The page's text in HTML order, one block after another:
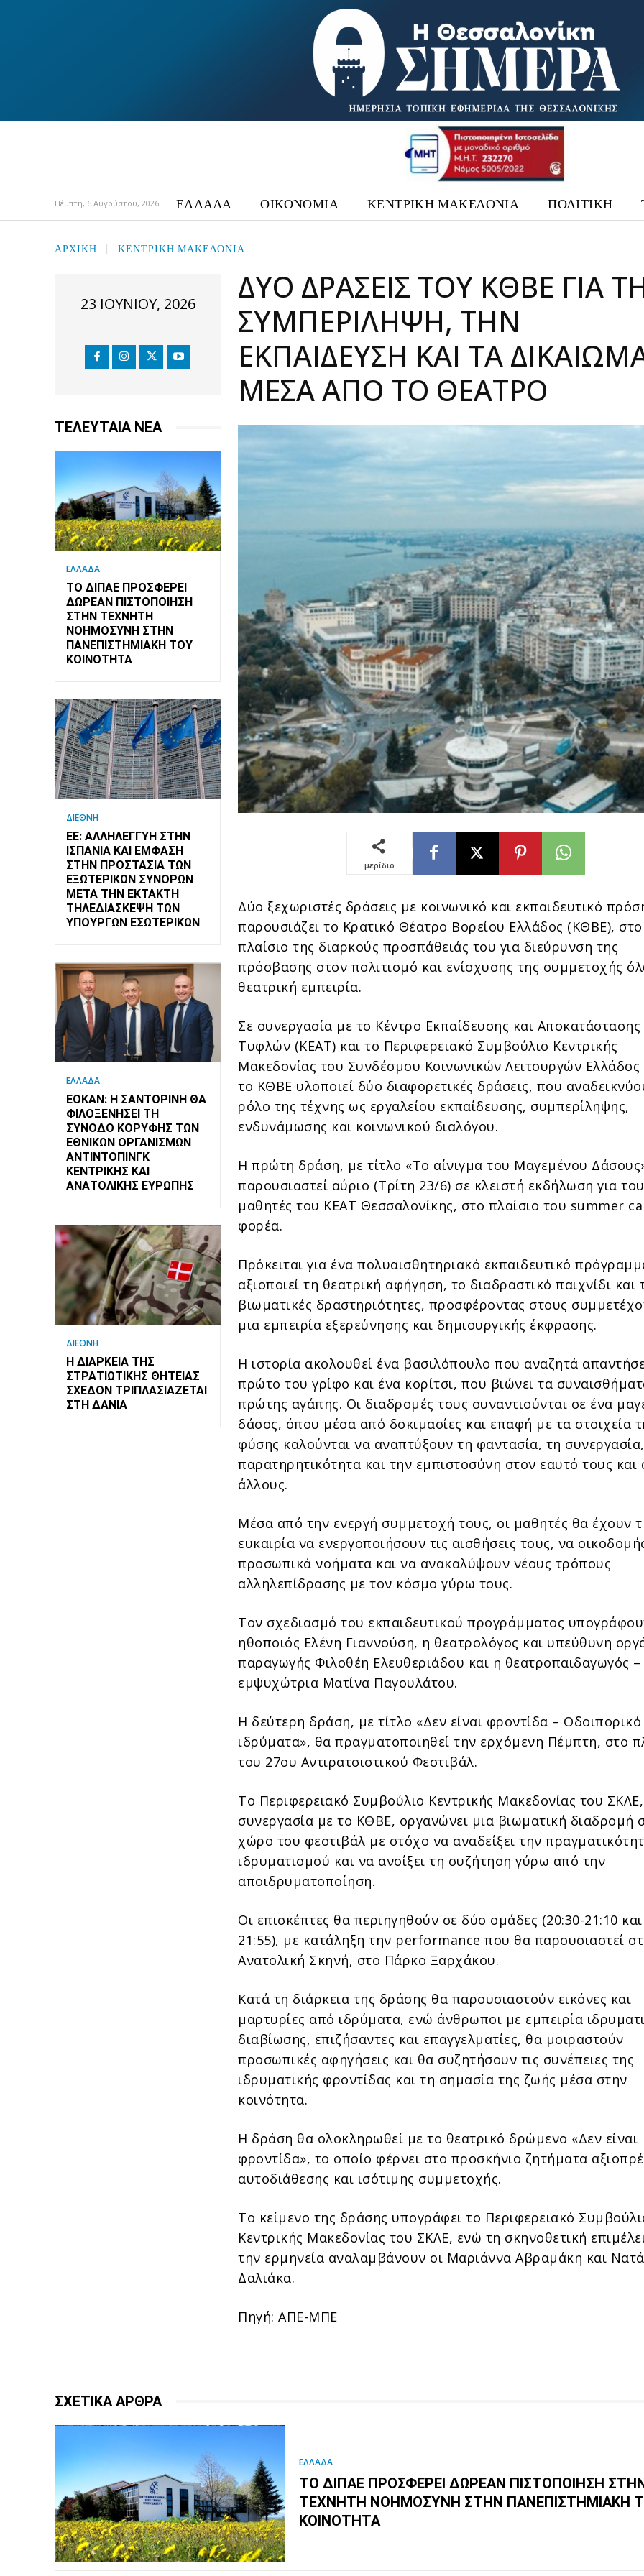
Πέμπτη, 6 Αυγούστου, 2026 ΕΛΛΑΔΑ ΟΙΚΟΝΟΜΙΑ ΚΕΝΤΡΙΚΗ ΜΑΚΕΔΟΝΙΑ ΠΟΛΙΤΙΚΗ
ΑΡΧΙΚΉ ΚΕΝΤΡΙΚΗ ΜΑΚΕΔΟΝΙΑ
23 ΙΟΥΝΊΟΥ, 2026
ΤΕΛΕΥΤΑΙΑ ΝΕΑ
ΕΛΛΑΔΑ
ΤΟ ΔΙΠΑΕ ΠΡΟΣΦΈΡΕΙ
ΔΩΡΕΆΝ ΠΙΣΤΟΠΟΊΗΣΗ
ΣΤΗΝ ΤΕΧΝΗΤΉ
ΝΟΗΜΟΣΎΝΗ ΣΤΗΝ
ΠΑΝΕΠΙΣΤΗΜΙΑΚΉ ΤΟΥ
ΚΟΙΝΌΤΗΤΑ
ΔΙΕΘΝΗ
ΕΕ: ΑΛΛΗΛΕΓΓΎΗ ΣΤΗΝ
ΙΣΠΑΝΊΑ ΚΑΙ ΈΜΦΑΣΗ
ΣΤΗΝ ΠΡΟΣΤΑΣΊΑ ΤΩΝ
ΕΞΩΤΕΡΙΚΏΝ ΣΥΝΌΡΩΝ
ΜΕΤΆ ΤΗΝ ΈΚΤΑΚΤΗ
ΤΗΛΕΔΙΆΣΚΕΨΗ ΤΩΝ
ΥΠΟΥΡΓΏΝ ΕΣΩΤΕΡΙΚΏΝ
ΕΛΛΑΔΑ
ΕΟΚΑΝ: Η ΣΑΝΤΟΡΊΝΗ ΘΑ
ΦΙΛΟΞΕΝΉΣΕΙ ΤΗ
ΣΎΝΟΔΟ ΚΟΡΥΦΉΣ ΤΩΝ
ΕΘΝΙΚΏΝ ΟΡΓΑΝΙΣΜΏΝ
ΑΝΤΙΝΤΌΠΙΝΓΚ
ΚΕΝΤΡΙΚΉΣ ΚΑΙ
ΑΝΑΤΟΛΙΚΉΣ ΕΥΡΏΠΗΣ
ΔΙΕΘΝΗ
Η ΔΙΆΡΚΕΙΑ ΤΗΣ
ΣΤΡΑΤΙΩΤΙΚΉΣ ΘΗΤΕΊΑΣ
ΣΧΕΔΌΝ ΤΡΙΠΛΑΣΙΆΖΕΤΑΙ
ΣΤΗ ΔΑΝΊΑ
ΔΎΟ ΔΡΆΣΕΙΣ ΤΟΥ ΚΘΒΕ ΓΙΑ
ΣΥΜΠΕΡΊΛΗΨΗ, ΤΗΝ
ΕΚΠΑΊΔΕΥΣΗ ΚΑΙ ΤΑ
ΜΈΣΑ ΑΠΌ ΤΟ ΘΈΑΤΡΟ
μερίδιο
Δύο ξεχωριστές δράσεις με κοινωνικό και εκπαιδευτικό
παρουσιάζει το Κρατικό Θέατρο Βορείου Ελλάδος (ΚΘΒΕ), στο
πλαίσιο της διαρκούς προσπάθειάς του για διεύρυνση της
πρόσβασης στον πολιτισμό και ενίσχυσης της συμμετοχής
θεατρική εμπειρία.
Σε συνεργασία με το Κέντρο Εκπαίδευσης και Αποκατάστασης
Τυφλών (ΚΕΑΤ) και το Περιφερειακό Συμβούλιο Κεντρικής
Μακεδονίας του Συνδέσμου Κοινωνικών Λειτουργών
το ΚΘΒΕ υλοποιεί δύο διαφορετικές δράσεις, που
ρόλο της τέχνης ως εργαλείου εκπαίδευσης, συμπερίληψης,
ενδυνάμωσης και κοινωνικού διαλόγου.
Η πρώτη δράση, με τίτλο «Το αίνιγμα του Μαγεμένου
παρουσιαστεί αύριο (Τρίτη 23/6) σε κλειστή εκδήλωση για
μαθητές του ΚΕΑΤ Θεσσαλονίκης, στο πλαίσιο του summer
φορέα.
Πρόκειται για ένα πολυαισθητηριακό εκπαιδευτικό
αξιοποιεί τη θεατρική αφήγηση, το διαδραστικό παιχνίδι και
βιωματικές δραστηριότητες, προσφέροντας στους
μια εμπειρία εξερεύνησης και δημιουργικής έκφρασης.
Η ιστορία ακολουθεί ένα βασιλόπουλο που αναζητά
πρώτο του γρίφο και ένα κορίτσι, που βιώνει τα
πρώτης αγάπης. Οι διαδρομές τους συναντιούνται σε ένα
δάσος, όπου μέσα από δοκιμασίες και επαφή με τα στοιχεία
φύσης καλούνται να αναπτύξουν τη φαντασία, τη
παρατηρητικότητα και την εμπιστοσύνη στον εαυτό τους και
άλλους.
Μέσα από την ενεργή συμμετοχή τους, οι μαθητές θα έχουν
ευκαιρία να ενεργοποιήσουν τις αισθήσεις τους, να
προσωπικά νοήματα και να ανακαλύψουν νέους τρόπους
αλληλεπίδρασης με τον κόσμο γύρω τους.
Τον σχεδιασμό του εκπαιδευτικού προγράμματος
ηθοποιός Ελένη Γιαννούση, η θεατρολόγος και υπεύθυνη
παραγωγής Φιλοθέη Ελευθεριάδου και η θεατροπαιδαγωγός –
εμψυχώτρια Ματίνα Παγουλάτου.
Η δεύτερη δράση, με τίτλο «Δεν είναι φροντίδα –
ιδρύματα», θα πραγματοποιηθεί την ερχόμενη Πέμπτη, στο
του 27ου Αντιρατσιστικού Φεστιβάλ.
Το Περιφερειακό Συμβούλιο Κεντρικής Μακεδονίας του
συνεργασία με το ΚΘΒΕ, οργανώνει μια βιωματική διαδρομή
χώρο του φεστιβάλ με στόχο να αναδείξει την
ιδρυματισμού και να ανοίξει τη συζήτηση γύρω από την
αποϊδρυματοποίηση.
Οι επισκέπτες θα περιηγηθούν σε δύο ομάδες (20:30-21:10
21:55), με κατάληξη την performance που θα παρουσιαστεί
Ανατολική Σκηνή, στο Πάρκο Ξαρχάκου.
Κατά τη διάρκεια της δράσης θα παρουσιαστούν εικόνες και
μαρτυρίες από ιδρύματα, ενώ άνθρωποι με εμπειρία
διαβίωσης, επιζήσαντες και επαγγελματίες, θα μοιραστούν
προσωπικές αφηγήσεις και θα συζητήσουν τις συνέπειες της
ιδρυματικής φροντίδας και τη σημασία της ζωής μέσα στην
κοινότητα.
Η δράση θα ολοκληρωθεί με το θεατρικό δρώμενο «Δεν είναι
φροντίδα», το οποίο φέρνει στο προσκήνιο ζητήματα
αυτοδιάθεσης και ισότιμης συμμετοχής.
Το κείμενο της δράσης υπογράφει το Περιφερειακό
Κεντρικής Μακεδονίας του ΣΚΛΕ, ενώ τη σκηνοθετική
την ερμηνεία αναλαμβάνουν οι Μαριάννα Αβραμάκη και
Δαλιάκα.
Πηγή: ΑΠΕ-ΜΠΕ
ΣΧΕΤΙΚΑ ΑΡΘΡΑ
ΕΛΛΑΔΑ
ΤΟ ΔΙΠΑΕ ΠΡΟΣΦΈΡΕΙ ΔΩΡΕΆΝ ΠΙΣΤΟΠΟΊΗΣΗ
ΤΕΧΝΗΤΉ ΝΟΗΜΟΣΎΝΗ ΣΤΗΝ ΠΑΝΕΠΙΣΤΗΜΙΑΚΉ
ΚΟΙΝΌΤΗΤΑ